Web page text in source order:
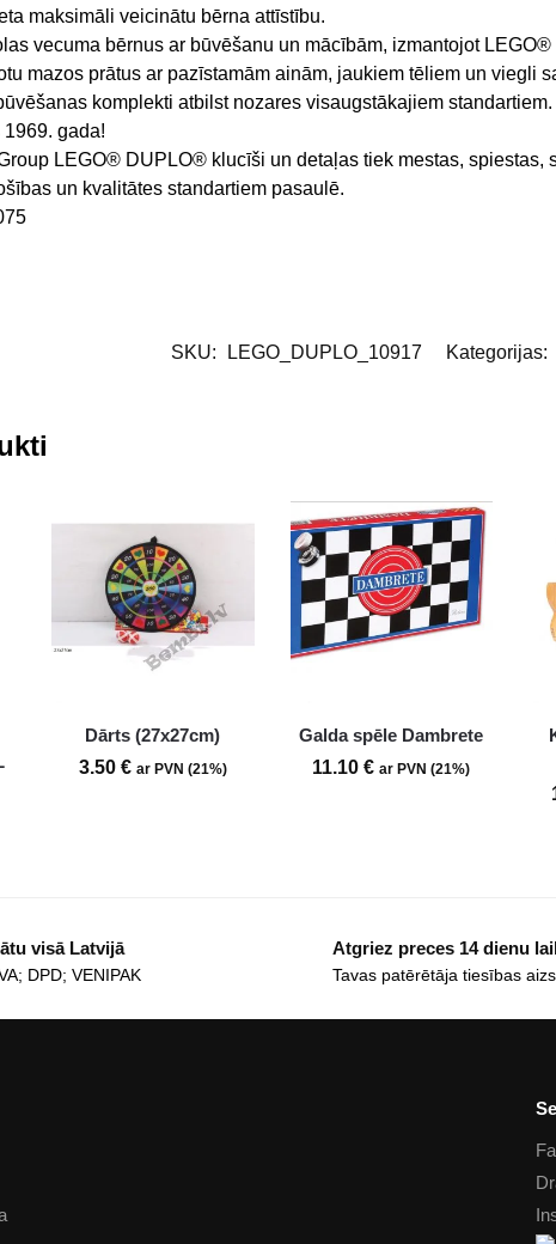
maksimāli veicinātu bērna attīstību.
vecuma bērnus ar būvēšanu un mācībām, izmantojot
mazos prātus ar pazīstamām ainām, jaukiem tēliem un viegli
komplekti atbilst nozares visaugstākajiem
gada!
LEGO® DUPLO® klucīši un detaļas tiek mestas,
un kvalitātes standartiem pasaulē.
SKU: LEGO_DUPLO_10917 Kategorijas:
Dārts (27x27cm)
3.50 € ar PVN (21%)
Galda spēle Dambrete
11.10€ ar PVN (21%)
visā Latvijā
DPD; VENIPAK
Atgriez preces 14 dienu
Tavas patērētāja tiesības